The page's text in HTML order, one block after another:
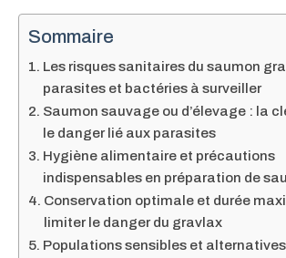
Sommaire
Les risques sanitaires du saumon
parasites et bactéries à surveiller
Saumon sauvage ou d’élevage : la
le danger lié aux parasites
Hygiène alimentaire et précautions
indispensables en préparation de
Conservation optimale et durée
limiter le danger du gravlax
Populations sensibles et